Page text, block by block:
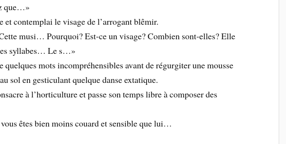
que…»
et contemplai le visage de l’arrogant blêmir.
musi… Pourquoi? Est-ce un visage? Combien sont-elles? Elle
syllabes… Le s…»
mots incompréhensibles avant de régurgiter une mousse
sol en gesticulant quelque danse extatique.
à l’horticulture et passe son temps libre à composer des
êtes bien moins couard et sensible que lui…